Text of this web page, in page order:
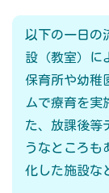
以下の一日の
設（教室）に
保育所や幼稚
ムで療育を実
た、放課後等
うなところも
化した施設な